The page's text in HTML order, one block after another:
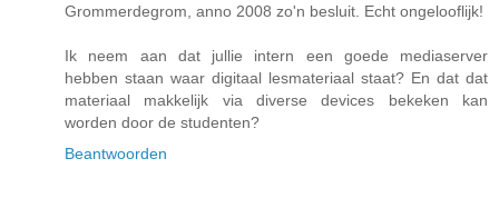
Grommerdegrom, anno 2008 zo'n besluit. Echt ongelooflijk!
Ik neem aan dat jullie intern een goede mediaserver
hebben staan waar digitaal lesmateriaal staat? En dat dat
materiaal makkelijk via diverse devices bekeken kan
worden door de studenten?
Beantwoorden